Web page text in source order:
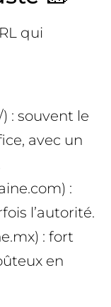
qui
: souvent le
avec un
:
l’autorité.
: fort
en